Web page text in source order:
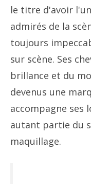
le titre d'avoir
admirés de la
toujours
sur scène. Ses
brillance et du
devenus une
accompagne ses
autant partie du
maquillage.